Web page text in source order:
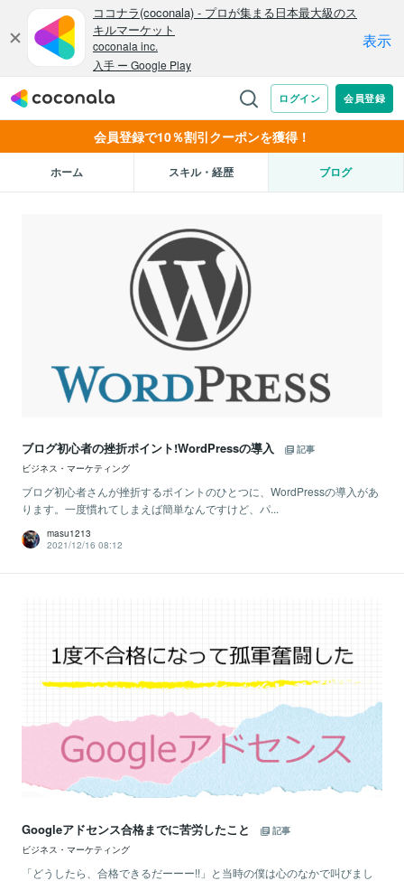
会員登録で10％割引クーポンを獲得！
ホーム スキル・経歴 ブログ
ブログ初心者の挫折ポイント!WordPressの導入
記事
ビジネス・マーケティング
ブログ初心者さんが挫折するポイントのひとつに、WordPressの導入があ
ります。一度慣れてしまえば簡単なんですけど、パ...
masu1213
2021/12/16 08:12
Googleアドセンス合格までに苦労したこと
記事
ビジネス・マーケティング
「どうしたら、合格できるだーーー!!」と当時の僕は心のなかで叫びまし